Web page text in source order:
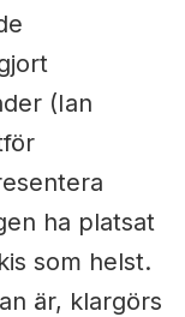
(Ian
ha platsat
som helst.
är, klargörs